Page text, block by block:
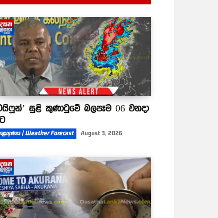
සුළි කුණාටුවේ බලපෑම 06 වනදා
| Weather Forecast August 3, 2026